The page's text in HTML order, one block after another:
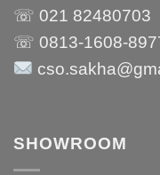
☏ 021 82480703
☏ 0813-1608-
SHOWROOM